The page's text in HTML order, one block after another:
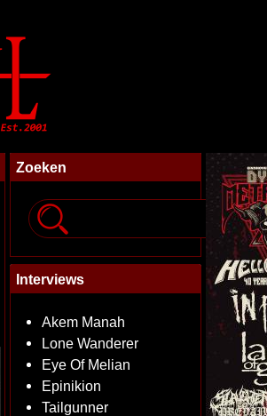
Zoeken
Interviews
Akem Manah
Lone Wanderer
Eye Of Melian
Epinikion
Tailgunner